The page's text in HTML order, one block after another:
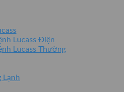
Lucass Điện
Lucass Thường
Lạnh